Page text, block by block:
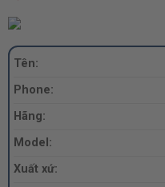
Tên:
Phone:
Hãng:
Model:
Xuất xứ: